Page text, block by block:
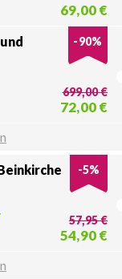
69,00 €
-90%
699,00 €
72,00 €
-5%
57,95 €
54,90 €